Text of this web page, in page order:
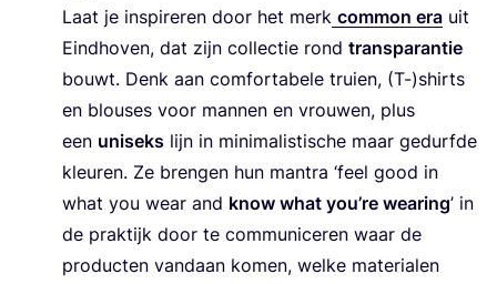
Laat je inspi­re­ren door het merk com­mon era uit
Eind­ho­ven, dat zijn col­lec­tie rond trans­pa­ran­tie
bouwt. Denk aan com­for­ta­be­le trui­en, (T-)shirts
en blou­ses voor man­nen en vrou­wen, plus
een uni­seks lijn in mini­ma­lis­ti­sche maar gedurf­de
kleu­ren. Ze bren­gen hun man­tra ‘feel good in
what you wear and know what you’­re wea­ring’ in
de prak­tijk door te com­mu­ni­ce­ren waar de
pro­duc­ten van­daan komen, wel­ke mate­ri­a­len